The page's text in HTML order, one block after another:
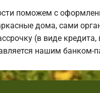
поможем с
дома, сами
(в виде
нашим банком-